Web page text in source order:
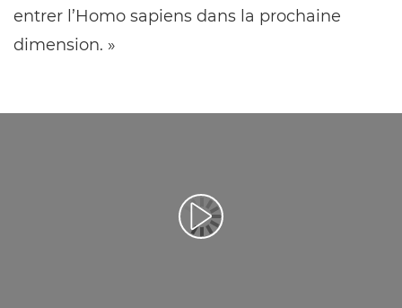
entrer l’Homo sapiens dans la prochaine
dimension. »
Lancer la vidéo